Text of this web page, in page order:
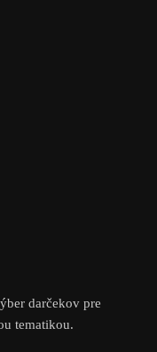
darčekov pre
tematikou.